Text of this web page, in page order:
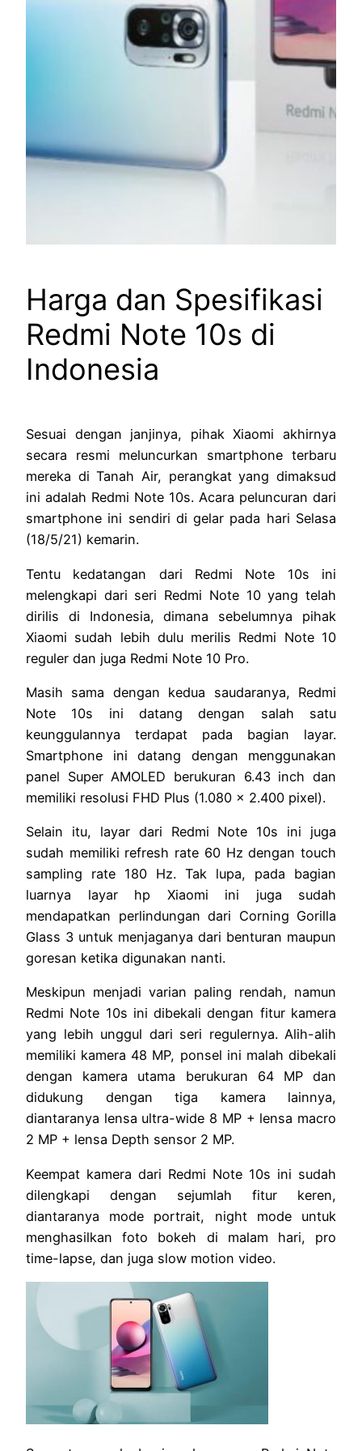
Harga dan Spesifikasi
Redmi Note 10s di
Indonesia
Sesuai dengan janjinya, pihak Xiaomi akhirnya
secara resmi meluncurkan smartphone terbaru
mereka di Tanah Air, perangkat yang dimaksud
ini adalah Redmi Note 10s. Acara peluncuran dari
smartphone ini sendiri di gelar pada hari Selasa
(18/5/21) kemarin.
Tentu kedatangan dari Redmi Note 10s ini
melengkapi dari seri Redmi Note 10 yang telah
dirilis di Indonesia, dimana sebelumnya pihak
Xiaomi sudah lebih dulu merilis Redmi Note 10
reguler dan juga Redmi Note 10 Pro.
Masih sama dengan kedua saudaranya, Redmi
Note 10s ini datang dengan salah satu
keunggulannya terdapat pada bagian layar.
Smartphone ini datang dengan menggunakan
panel Super AMOLED berukuran 6.43 inch dan
memiliki resolusi FHD Plus (1.080 x 2.400 pixel).
Selain itu, layar dari Redmi Note 10s ini juga
sudah memiliki refresh rate 60 Hz dengan touch
sampling rate 180 Hz. Tak lupa, pada bagian
luarnya layar hp Xiaomi ini juga sudah
mendapatkan perlindungan dari Corning Gorilla
Glass 3 untuk menjaganya dari benturan maupun
goresan ketika digunakan nanti.
Meskipun menjadi varian paling rendah, namun
Redmi Note 10s ini dibekali dengan fitur kamera
yang lebih unggul dari seri regulernya. Alih-alih
memiliki kamera 48 MP, ponsel ini malah dibekali
dengan kamera utama berukuran 64 MP dan
didukung dengan tiga kamera lainnya,
diantaranya lensa ultra-wide 8 MP + lensa macro
2 MP + lensa Depth sensor 2 MP.
Keempat kamera dari Redmi Note 10s ini sudah
dilengkapi dengan sejumlah fitur keren,
diantaranya mode portrait, night mode untuk
menghasilkan foto bokeh di malam hari, pro
time-lapse, dan juga slow motion video.